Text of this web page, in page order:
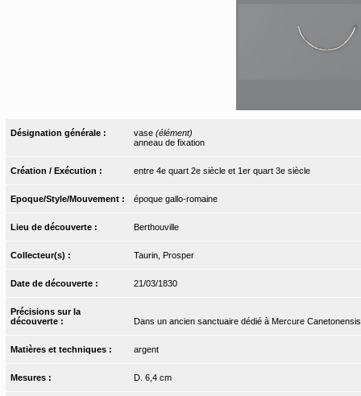
Désignation générale : vase (élément)
anneau de fixation
Création / Exécution : entre 4e quart 2e siècle et 1er quart 3e siècle
Epoque/Style/Mouvement : époque gallo-romaine
Lieu de découverte : Berthouville
Collecteur(s) : Taurin, Prosper
Date de découverte : 21/03/1830
Précisions sur la
découverte :
Dans un ancien sanctuaire dédié à Mercure
Matières et techniques : argent
Mesures : D. 6,4 cm